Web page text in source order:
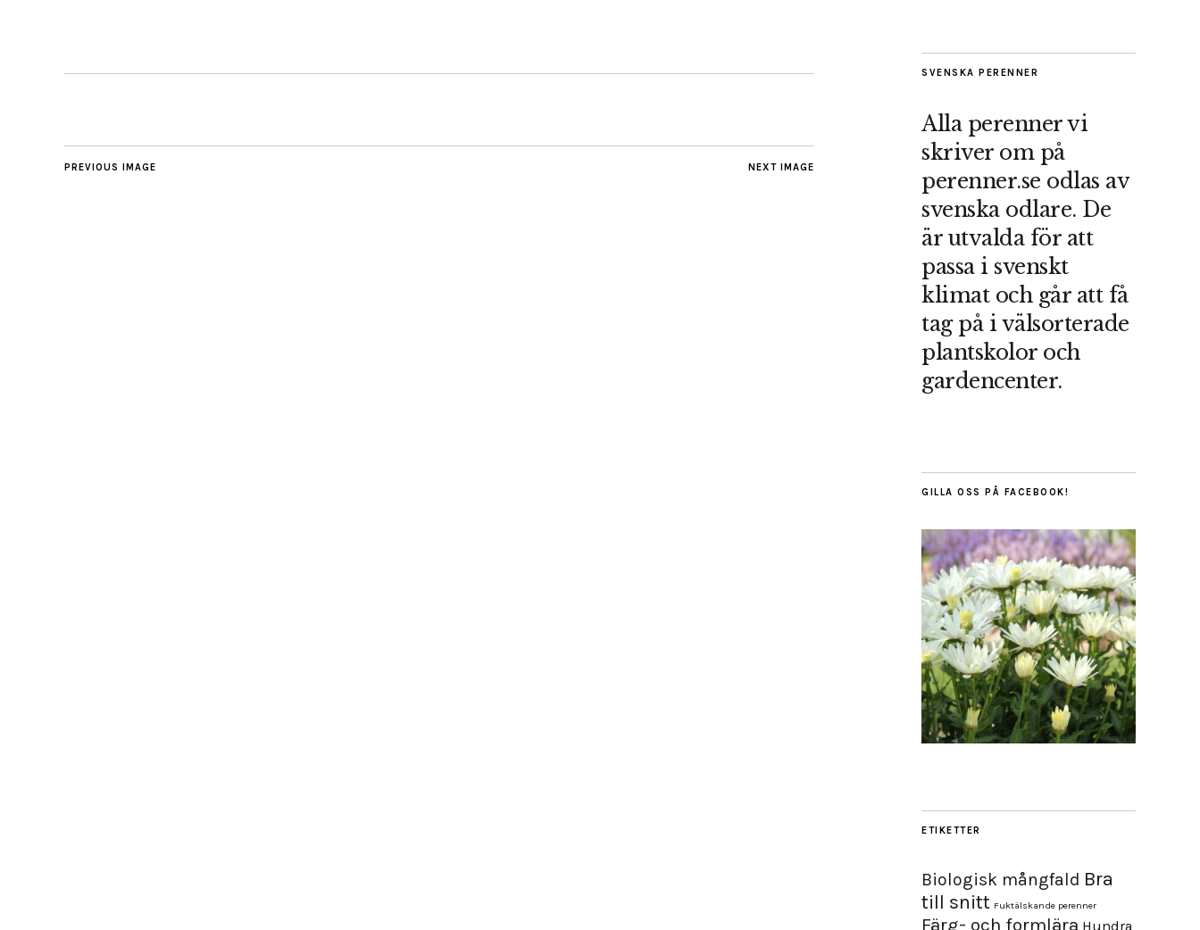
NEXT IMAGE
PREVIOUS IMAGE
SVENSKA PERENNER
Alla perenner vi
skriver om på
perenner.se odlas av
svenska odlare. De
är utvalda för att
passa i svenskt
klimat och går att få
tag på i välsorterade
plantskolor och
gardencenter.
GILLA OSS PÅ FACEBOOK!
ETIKETTER
Biologisk mångfald Bra
till snitt Fuktälskande perenner
Färg- och formlära Hundra